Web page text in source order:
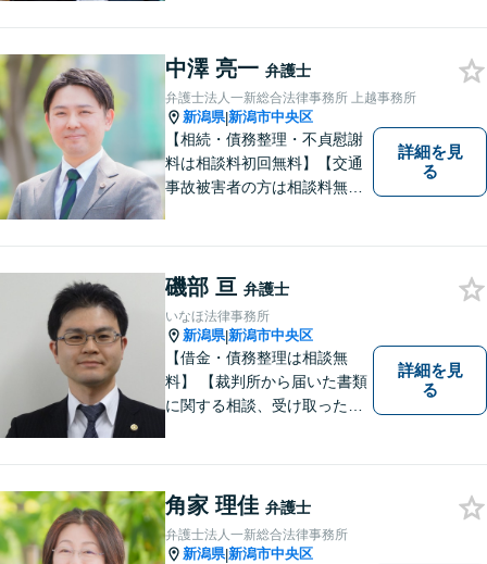
中澤 亮一 弁護士
弁護士法人一新総合法律事務所 上越事務所
新潟県|新潟市中央区
【相続・債務整理・不貞慰謝
料は相談料初回無料】【交通
事故被害者の方は相談料無料
思っています。
詳細を見
る
磯部 亘 弁護士
いなほ法律事務所
新潟県|新潟市中央区
【借金・債務整理は相談無
料】 【裁判所から届いた書類
に関する相談、受け取った督
ーな対応を心がけておりま
す。相談先をお探しの方もお
気軽にご相談ください。
詳細を見
る
角家 理佳 弁護士
弁護士法人一新総合法律事務所
新潟県|新潟市中央区